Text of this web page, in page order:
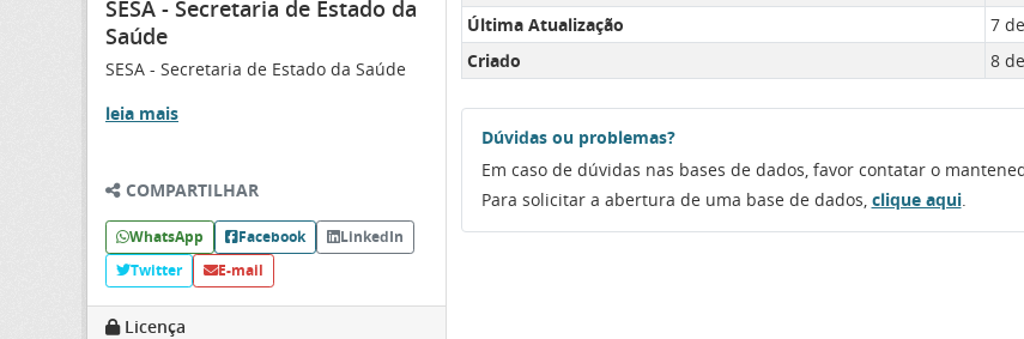
SESA - Secretaria de Estado da
Saúde
SESA - Secretaria de Estado da Saúde
leia mais
COMPARTILHAR
WhatsApp Facebook
LinkedIn
Twitter
E-mail
Licença
Última Atualização
7
Criado
8
Dúvidas ou problemas?
Em caso de dúvidas nas bases de dados, favor contatar o
Para solicitar a abertura de uma base de dados, clique aqui.